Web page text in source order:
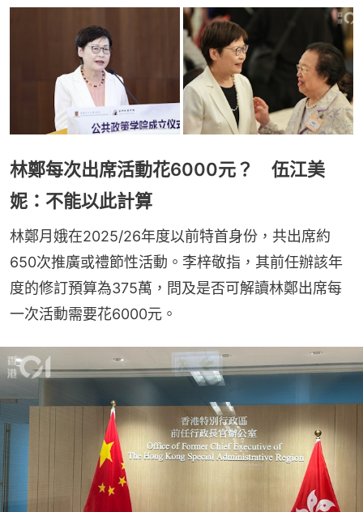
林鄭每次出席活動花6000元？ 伍江美
妮：不能以此計算
林鄭月娥在2025/26年度以前特首身份，共出席約
650次推廣或禮節性活動。李梓敬指，其前任辦該年
度的修訂預算為375萬，問及是否可解讀林鄭出席每
一次活動需要花6000元。